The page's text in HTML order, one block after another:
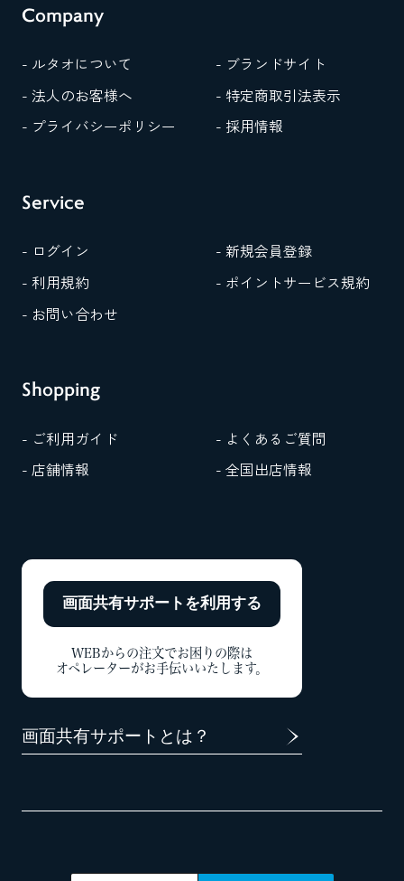
Company
- ルタオについて
- ブランドサイト
- 法人のお客様へ
- 特定商取引法表示
- プライバシーポリシー
- 採用情報
Service
- ログイン
- 新規会員登録
- 利用規約
- ポイントサービス規約
- お問い合わせ
Shopping
- ご利用ガイド
- よくあるご質問
- 店舗情報
- 全国出店情報
画面共有サポートを利用する
WEBからの注文でお困りの際は
オペレーターがお手伝いいたします。
画面共有サポートとは？